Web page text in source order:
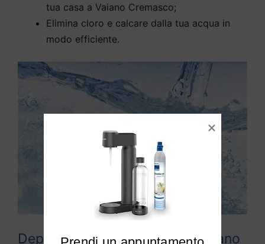
tua casa a Vaiano Cremasco;
Elimina cloro e calcare dalla tua acqua in
modo efficiente.
Depuratori acqua domestici Vaiano